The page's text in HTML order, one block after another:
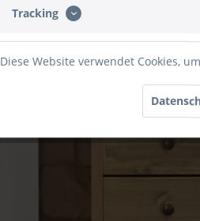
Tracking
Diese Website verwendet Cookies,